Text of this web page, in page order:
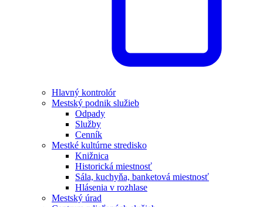
Hlavný kontrolór
Mestský podnik služieb
Odpady
Služby
Cenník
Mestké kultúrne stredisko
Knižnica
Historická miestnosť
Sála, kuchyňa, banketová miestnosť
Hlásenia v rozhlase
Mestský úrad